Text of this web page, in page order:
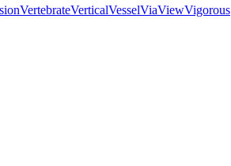
VertebrateVerticalVesselViaViewVigorous